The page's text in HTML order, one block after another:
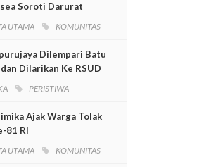
Soroti Darurat
UTAMA KOMUNITAS
Dilempari Batu
Dilarikan Ke RSUD
PERISTIWA
Ajak Warga Tolak
81 RI
UTAMA KOMUNITAS